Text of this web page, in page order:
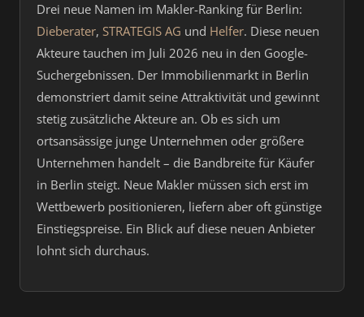
Drei neue Namen im Makler-Ranking für Berlin:
Dieberater, STRATEGIS AG und Helfer. Diese neuen
Akteure tauchen im Juli 2026 neu in den Google-
Suchergebnissen. Der Immobilienmarkt in Berlin
demonstriert damit seine Attraktivität und gewinnt
stetig zusätzliche Akteure an. Ob es sich um
ortsansässige junge Unternehmen oder größere
Unternehmen handelt – die Bandbreite für Käufer
in Berlin steigt. Neue Makler müssen sich erst im
Wettbewerb positionieren, liefern aber oft günstige
Einstiegspreise. Ein Blick auf diese neuen Anbieter
lohnt sich durchaus.